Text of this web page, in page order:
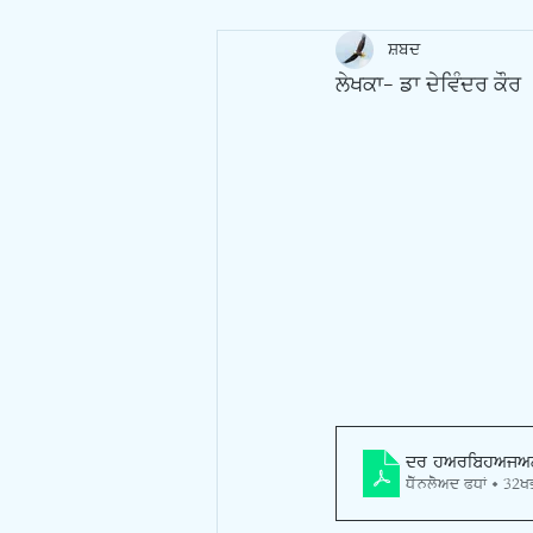
ਸ਼ਬਦ
ਲੇਖਕਾ- ਡਾ ਦੇਵਿੰਦਰ ਕੌਰ
dr
Download PDF •